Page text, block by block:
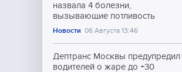
назвала 4 болезни,
вызывающие потливость
Новости 06 Августа 13:46
Дептранс Москвы предупредил
водителей о жаре до +30